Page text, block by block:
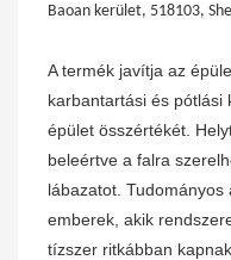
Baoan kerület, 518103,
A termék javítja az
karbantartási és pótlási
épület összértékét.
beleértve a falra
lábazatot.
emberek, akik
tízszer ritkábban